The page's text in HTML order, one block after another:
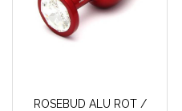
ROSEBUD ALU ROT /